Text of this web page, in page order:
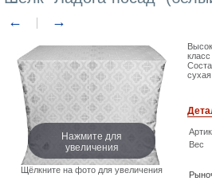
← →
Нажмите для
увеличения
Щёлкните на фото для увеличения
Вес